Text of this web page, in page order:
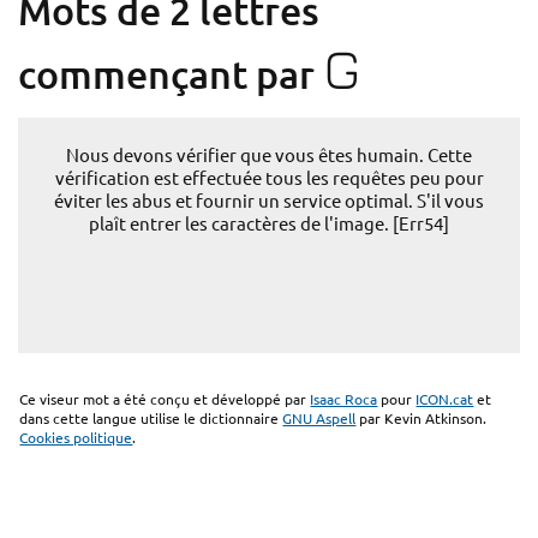
Mots de 2 lettres
commençant par G
Nous devons vérifier que vous êtes humain. Cette
vérification est effectuée tous les requêtes peu pour
éviter les abus et fournir un service optimal. S'il vous
plaît entrer les caractères de l'image. [Err54]
Ce viseur mot a été conçu et développé par Isaac Roca pour ICON.catet
dans cette langue utilise le dictionnaireGNU Aspell par Kevin Atkinson.
Cookies politique.